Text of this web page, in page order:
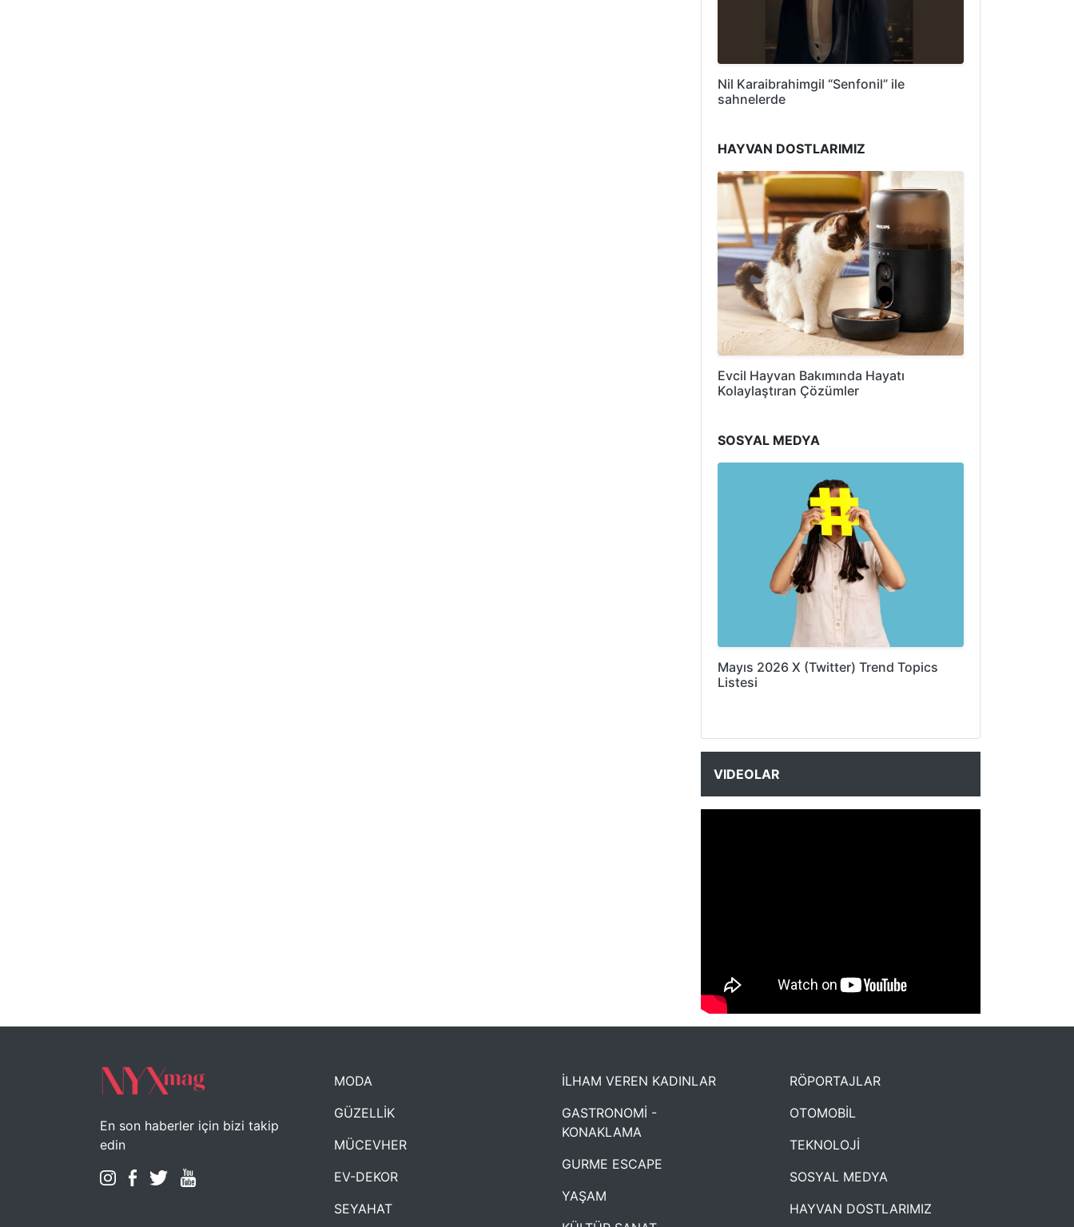
Nil Karaibrahimgil “Senfonil” ile
sahnelerde
HAYVAN DOSTLARIMIZ
Evcil Hayvan Bakımında Hayatı
Kolaylaştıran Çözümler
SOSYAL MEDYA
Mayıs 2026 X (Twitter) Trend Topics
Listesi
VIDEOLAR
NYXmag 2. Yaş Kutlama Etkinliği
En son haberler için bizi takip
edin
MODA
GÜZELLİK
MÜCEVHER
EV-DEKOR
SEYAHAT
İLHAM VEREN KADINLAR
GASTRONOMİ -
KONAKLAMA
GURME ESCAPE
YAŞAM
RÖPORTAJLAR
OTOMOBİL
TEKNOLOJİ
SOSYAL MEDYA
HAYVAN DOSTLARIMIZ